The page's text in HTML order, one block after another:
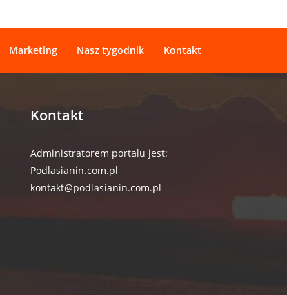
Marketing Nasz tygodnik Kontakt
Kontakt
Administratorem portalu jest:
Podlasianin.com.pl
kontakt@podlasianin.com.pl